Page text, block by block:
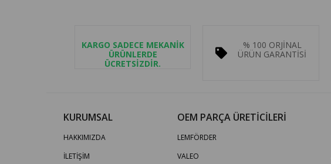
KARGO SADECE MEKANİK
ÜRÜNLERDE
ÜCRETSİZDİR.
% 100 ORJİNAL
ÜRÜN GARANTİSİ
KURUMSAL
HAKKIMIZDA
İLETİŞİM
OEM PARÇA ÜRETİCİLERİ
LEMFÖRDER
VALEO